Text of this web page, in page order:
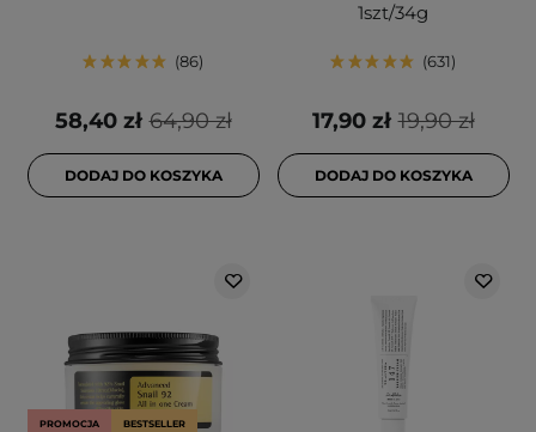
86
64,90 zł
58,40 zł
DODAJ DO KOSZYKA
1szt/34g
631
19,90 zł
17,90 zł
DODAJ DO KOSZYKA
PROMOCJA BESTSELLER